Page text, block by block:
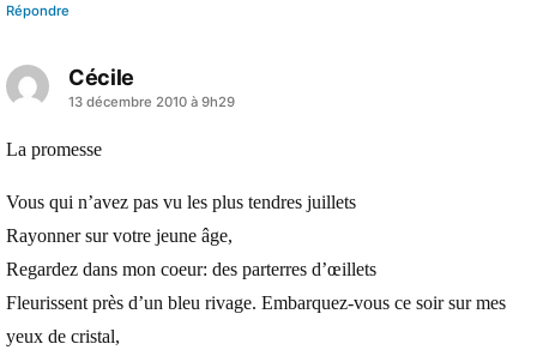
Répondre
Cécile
a13 décembre 2010 à 9h29
La promesse
Vous qui n’avez pas vu les plus tendres juillets
Rayonner sur votre jeune âge,
Regardez dans mon coeur: des parterres d’œillets
Fleurissent près d’un bleu rivage. Embarquez-vous ce soir sur mes
yeux de cristal,